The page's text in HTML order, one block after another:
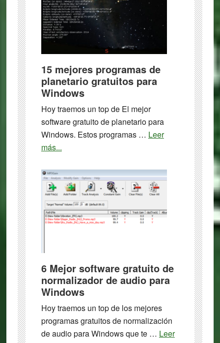
15 mejores programas de
planetario gratuitos para
Windows
Hoy traemos un top de El mejor
software gratuito de planetario para
Windows. Estos programas … Leer
más...about
mejores
programas
de
planetario
gratuitos
6 Mejor software gratuito de
normalizador de audio para
Windows
Hoy traemos un top de los mejores
programas gratuitos de normalización
de audio para Windows que te … Leer